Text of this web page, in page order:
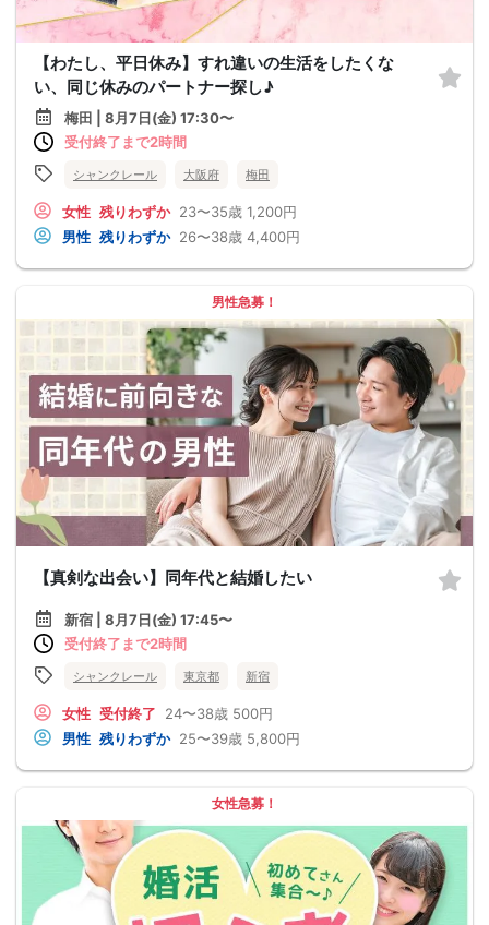
【わたし、平日休み】すれ違いの生活をしたくな
い、同じ休みのパートナー探し♪
梅田 | 8月7日(金) 17:30〜
受付終了まで2時間
シャンクレール 大阪府 梅田
女性 残りわずか 23〜35歳 1,200円
男性 残りわずか 26〜38歳 4,400円
男性急募！
【真剣な出会い】同年代と結婚したい
新宿 | 8月7日(金) 17:45〜
受付終了まで2時間
シャンクレール 東京都 新宿
女性 受付終了 24〜38歳 500円
男性 残りわずか 25〜39歳 5,800円
女性急募！